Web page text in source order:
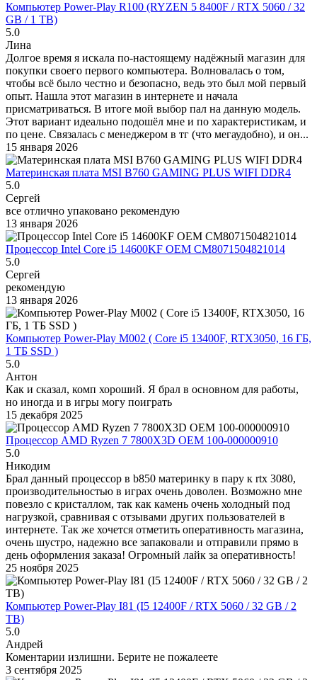
Компьютер Power-Play R100 (RYZEN 5 8400F / RTX 5060 / 32
GB / 1 TB)
5.0
Лина
Долгое время я искала по-настоящему надёжный магазин для
покупки своего первого компьютера. Волновалась о том,
чтобы всё было честно и безопасно, ведь это был мой первый
опыт. Нашла этот магазин в интернете и начала
присматриваться. В итоге мой выбор пал на данную модель.
Этот вариант идеально подошёл мне и по характеристикам, и
по цене. Связалась с менеджером в тг (что мегаудобно), и он...
15 января 2026
Материнская плата MSI B760 GAMING PLUS WIFI DDR4
5.0
Сергей
все отлично упаковано рекомендую
13 января 2026
Процессор Intel Core i5 14600KF OEM CM8071504821014
5.0
Сергей
рекомендую
13 января 2026
Компьютер Power-Play M002 ( Core i5 13400F, RTX3050, 16 ГБ,
1 ТБ SSD )
5.0
Антон
Как и сказал, комп хороший. Я брал в основном для работы,
но иногда и в игры могу поиграть
15 декабря 2025
Процессор AMD Ryzen 7 7800X3D OEM 100-000000910
5.0
Никодим
Брал данный процессор в b850 материнку в пару к rtx 3080,
производительностью в играх очень доволен. Возможно мне
повезло с кристаллом, так как камень очень холодный под
нагрузкой, сравнивая с отзывами других пользователей в
интернете. Так же хочется отметить оперативность магазина,
очень шустро, надежно все запаковали и отправили прямо в
день оформления заказа! Огромный лайк за оперативность!
25 ноября 2025
Компьютер Power-Play I81 (I5 12400F / RTX 5060 / 32 GB / 2
TB)
5.0
Андрей
Коментарии излишни. Берите не пожалеете
3 сентября 2025